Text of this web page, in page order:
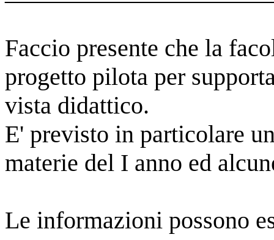
Faccio presente che la
progetto pilota per
vista didattico.
E' previsto in particolare
materie del I anno ed
Le informazioni possono